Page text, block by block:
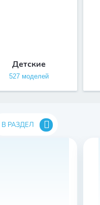
Детские
527 моделей
В РАЗДЕЛ